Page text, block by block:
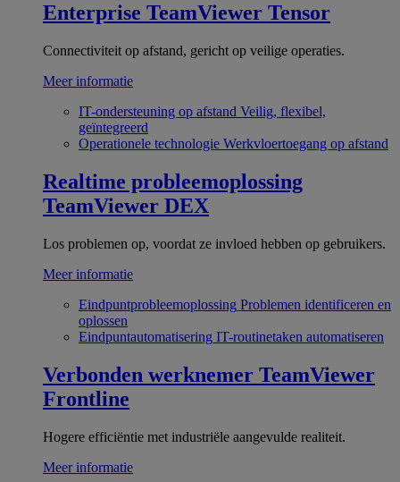
Enterprise TeamViewer Tensor
Connectiviteit op afstand, gericht op veilige operaties.
Meer informatie
IT-ondersteuning op afstand Veilig, flexibel,
geïntegreerd
Operationele technologie Werkvloertoegang op afstand
Realtime probleemoplossing
TeamViewer DEX
Los problemen op, voordat ze invloed hebben op gebruikers.
Meer informatie
Eindpuntprobleemoplossing Problemen identificeren en
oplossen
Eindpuntautomatisering IT-routinetaken automatiseren
Verbonden werknemer TeamViewer
Frontline
Hogere efficiëntie met industriële aangevulde realiteit.
Meer informatie